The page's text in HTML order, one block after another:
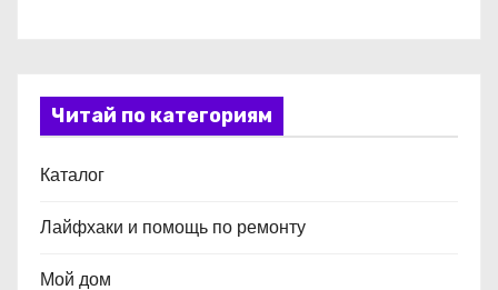
Читай по категориям
Каталог
Лайфхаки и помощь по ремонту
Мой дом